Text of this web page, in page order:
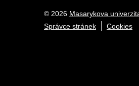
© 2026 Masarykova
Správce stránek
Cookies